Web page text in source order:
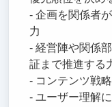
- 企画を関係者
力
- 経営陣や関係
証まで推進する
- コンテンツ戦
- ユーザー理解